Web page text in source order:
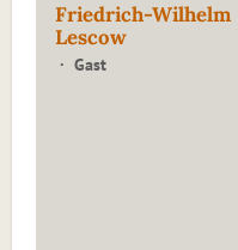
Friedrich-Wilhelm
Lescow
Gast